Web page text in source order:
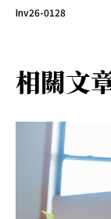
Inv26-0128
相關文